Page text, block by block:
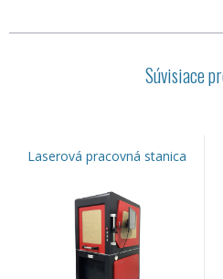
Súvisiace
Laserová pracovná stanica